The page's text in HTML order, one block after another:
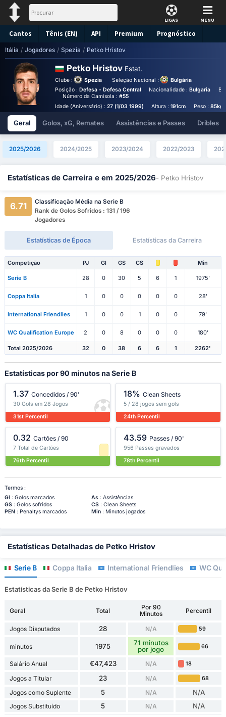
LIGAS MENU
Cantos Tênis (EN) API Premium Prognóstico
Itália / Jogadores / Spezia / Petko Hristov
Petko Hristov Estat.
Clube : Spezia Seleção Nacional :
Bulgária
Posição : Defesa - Defesa Central Nacionalidade :Bulgaria
Número da Camisola :#55
Idade (Aniversário) : 27 (1/03 1999) Altura :191cm Peso : 85kg
Geral Golos, xG, Remates Assistências e Passes Dribles
2025/2026 2024/2025 2023/2024 2022/2023
Estatísticas de Carreira e em 2025/2026- Petko Hristov
6.71
Classificação Média na Serie B
Rank de Golos Sofridos : 131 / 196
Jogadores
Estatísticas de Época Estatísticas da Carreira
Competição PJ Gl GS CS Min
Serie B 28 0 30 5 6 1 1975'
Coppa Italia 1 0 0 0 0 0 28'
International Friendlies 1 0 0 1 0 0 79'
WC Qualification Europe 2 0 8 0 0 0 180'
Total 2025/2026 32 0 38 6 6 1 2262'
Estatísticas por 90 minutos na Serie B
1.37 Concedidos / 90'
30 Gols em 28 Jogos
31st Percentil
18% Clean Sheets
5 / 28 jogos sem gols
24th Percentil
0.32 Cartões / 90
7 Total de Cartões
76th Percentil
43.59 Passes / 90'
956 Passes gravados
78th Percentil
Termos :
Gl : Golos marcados As: Assistências
GS: Golos sofridos CS: Clean Sheets
PEN : Penaltys marcados Min: Minutos jogados
Estatísticas Detalhadas de Petko Hristov
Serie B Coppa Italia International Friendlies WC
Estatísticas da Serie B de Petko Hristov
Geral Total
Por 90
Minutos
Percentil
Jogos Disputados 28 N/A 59
minutos 1975
71 minutos
por jogo
66
Salário Anual €47,423 N/A 18
Jogos a Titular 23 N/A 68
Jogos como Suplente 5 N/A N/A
Jogos Substituído 5 N/A N/A